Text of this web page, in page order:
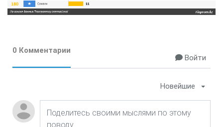
0 Комментарии
Войти
Новейшие